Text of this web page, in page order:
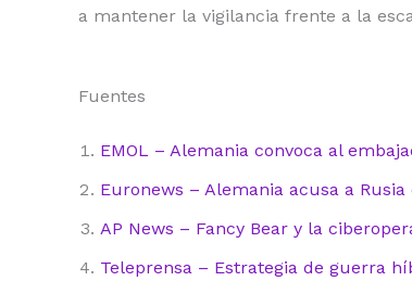
a mantener la vigilancia frente a la
Fuentes
EMOL – Alemania convoca al
Euronews – Alemania acusa a
AP News – Fancy Bear y la
Teleprensa – Estrategia de guerra